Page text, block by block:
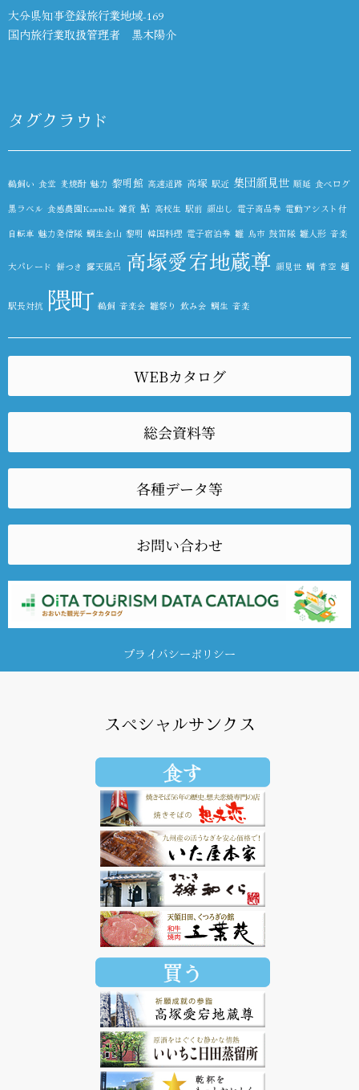
大分県知事登録旅行業地域-169
国内旅行業取扱管理者 黒木陽介
タグクラウド
鵜飼い 食堂 麦焼酎 魅力 黎明館 高速道路 高塚 駅近 集団顔見世 順延 食べログ
黒ラベル 食感農園KazetoNe 雑貨 鮎 高校生 駅前 顔出し 電子商品券 電動アシスト付
自転車 魅力発信隊 鯛生金山 黎明 韓国料理 電子宿泊券 雛 鳥市 鼓笛隊 雛人形 音楽
大パレード 餅つき 露天風呂 高塚愛宕地蔵尊 顔見世 鯛 青空 麺
駅長対抗 隈町 鵜飼 音楽会 雛祭り 飲み会 鯛生 音楽
WEBカタログ
総会資料等
各種データ等
お問い合わせ
プライバシーポリシー
スペシャルサンクス